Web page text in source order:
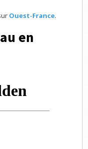
Ouest-France.
en